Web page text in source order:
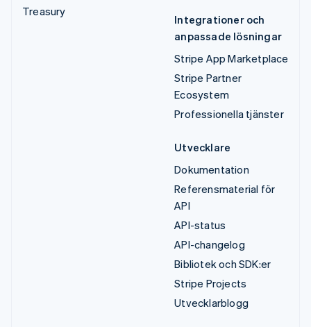
Treasury
Integrationer och
anpassade lösningar
Stripe App Marketplace
Stripe Partner
Ecosystem
Professionella tjänster
Utvecklare
Dokumentation
Referensmaterial för
API
API-status
API-changelog
Bibliotek och SDK:er
Stripe Projects
Utvecklarblogg